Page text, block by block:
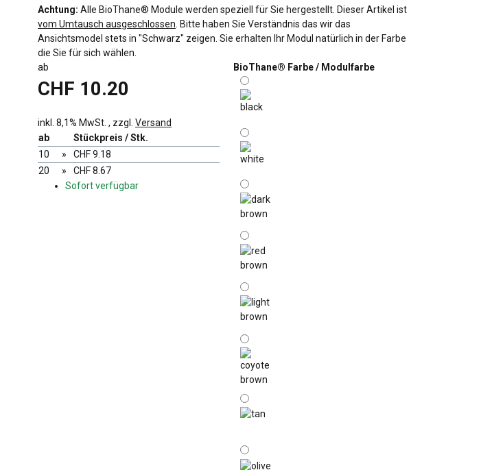
Achtung: Alle BioThane® Module werden speziell für Sie hergestellt. Dieser Artikel ist
vom Umtausch ausgeschlossen. Bitte haben Sie Verständnis das wir das
Ansichtsmodel stets in "Schwarz" zeigen. Sie erhalten Ihr Modul natürlich in der Farbe
die Sie für sich wählen.
ab
CHF 10.20
inkl. 8,1% MwSt. , zzgl. Versand
ab
Stückpreis / Stk.
10
»
CHF 9.18
20
»
CHF 8.67
Sofort verfügbar
BioThane® Farbe / Modulfarbe